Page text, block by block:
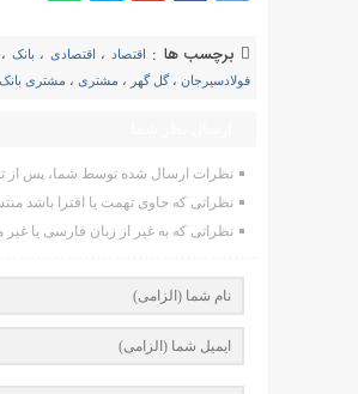
برچسب ها : اقتصاد ، اقتصادی ، بانک ،
فولادسیرجان ،گل گهر ، مشتری ، مشتری بانک
نظرات ارسال شده توسط شما، پس از
نظراتی که حاوی تهمت یا افترا باشد
نظراتی که به غیر از زبان فارسی یا